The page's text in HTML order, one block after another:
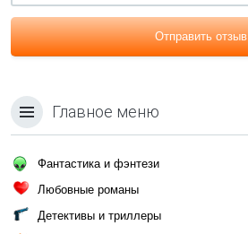
Отправить отзыв
Главное меню
Фантастика и фэнтези
Любовные романы
Детективы и триллеры